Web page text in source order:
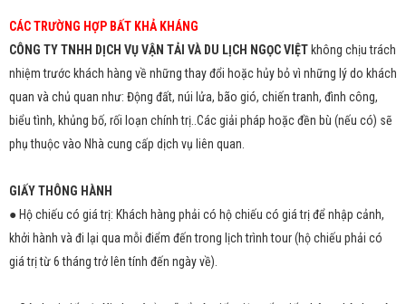
CÁC TRƯỜNG HỢP BẤT KHẢ KHÁNG
CÔNG TY TNHH DỊCH VỤ VẬN TẢI VÀ DU LỊCH NGỌC VIỆT không chịu trách
nhiệm trước khách hàng về những thay đổi hoặc hủy bỏ vì những lý do khách
quan và chủ quan như: Động đất, núi lửa, bão gió, chiến tranh, đình công,
biểu tình, khủng bố, rối loạn chính trị..Các giải pháp hoặc đền bù (nếu có) sẽ
phụ thuộc vào Nhà cung cấp dịch vụ liên quan.
GIẤY THÔNG HÀNH
● Hộ chiếu có giá trị: Khách hàng phải có hộ chiếu có giá trị để nhập cảnh,
khởi hành và đi lại qua mỗi điểm đến trong lịch trình tour (hộ chiếu phải có
giá trị từ 6 tháng trở lên tính đến ngày về).